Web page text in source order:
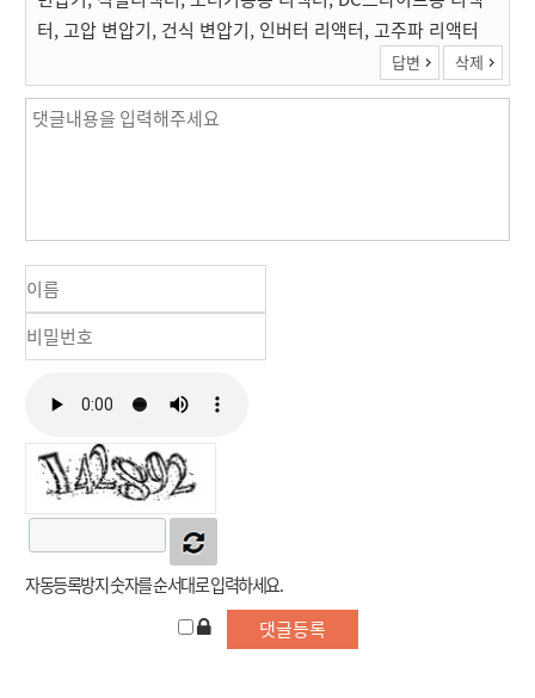
터, 고압 변압기, 건식 변압기, 인버터 리액터, 고주파 리액터
답변 삭제
자동등록방지 숫자를 순서대로 입력하세요.